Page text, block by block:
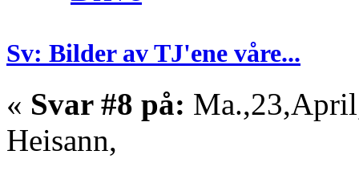
Sv: Bilder av TJ'ene våre...
« Svar #8 på:
Heisann,